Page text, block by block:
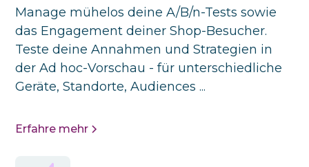
Manage mühelos deine A/B/n-Tests sowie
das Engagement deiner Shop-Besucher.
Teste deine Annahmen und Strategien in
der Ad hoc-Vorschau - für unterschiedliche
Geräte, Standorte, Audiences ...
Erfahre mehr